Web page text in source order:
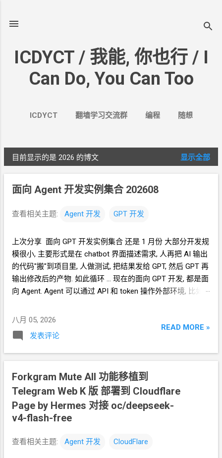
ICDYCT / 我能, 你也行 / I
Can Do, You Can Too
ICDYCT 翻墙学习交流群 编程 随想
博
文
目前显示的是 2026 的博文 显示全部
面向 Agent 开发实例集合 202608
查看相关主题: Agent 开发 GPT 开发
上次分享 面向 GPT 开发实例集合 还是 1 月份 大部分开发规
模很小, 主要形式是在 chatbot 界面描述需求, 人再把 AI 输出
的代码"搬"到项目里, 人做测试, 把结果发给 GPT, 然后 GPT 再
输出修改后的产物. 如此循环 ... 现在的面向 GPT 开发, 都是面
向 Agent. Agent 可以通过 API 和 token 操作外部环境, 比如
chromium 浏览器. bash
界面. 你可以让 TA 开 VNC,
你再连上去, 这样你们看到的是同一个界面, 方便交流. 这样,
面向 Agent 开发 和 面向 chatbot 开发 相比, 最大的优势就是,
间. 特别是, 当你用的不是
SOTA 模型, 大概率无法
一次开发成功, 那么让 Agent 自己测试循环迭代就尤为重要.
这里是我的 面向 Agent 开发集合
https://blog.icdyct.nyc.mn/search/label/Agent
longcat 啊, hy3 啊, deepseek-v4-flash 啊, 要么就是路边捡别
八月 05, 2026
发表评论
READ MORE »
Forkgram Mute All 功能移植到
Telegram Web K 版 部署到 Cloudflare
Page by Hermes 对接 oc/deepseek-
v4-flash-free
查看相关主题: Agent 开发 CloudFlare